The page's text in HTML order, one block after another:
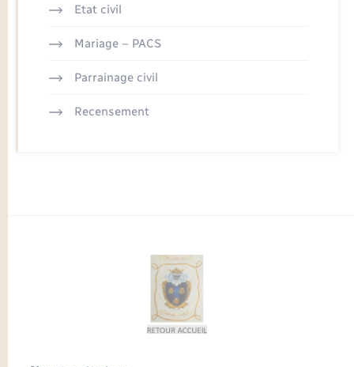
Etat civil
Mariage – PACS
Parrainage civil
Recensement